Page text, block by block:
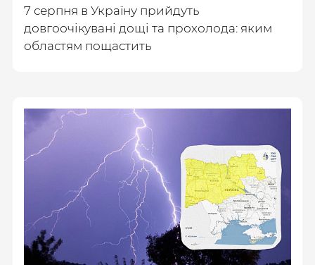
7 серпня в Україну прийдуть
довгоочікувані дощі та прохолода: яким
областям пощастить